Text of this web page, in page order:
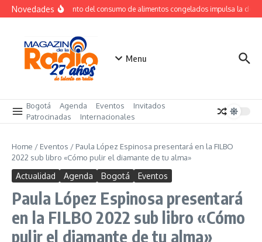
Saltar al contenido
NovedadesCrecimiento del consumo de alimentos congelados impulsa la
Menu
Bogotá Agenda Eventos
Invitados
Patrocinadas
Internacionales
Home / Eventos / Paula López Espinosa presentará en la FILBO
2022 sub libro «Cómo pulir el diamante de tu alma»
Actualidad Agenda Bogotá Eventos
Paula López Espinosa presentará
en la FILBO 2022 sub libro «Cómo
pulir el diamante de tu alma»